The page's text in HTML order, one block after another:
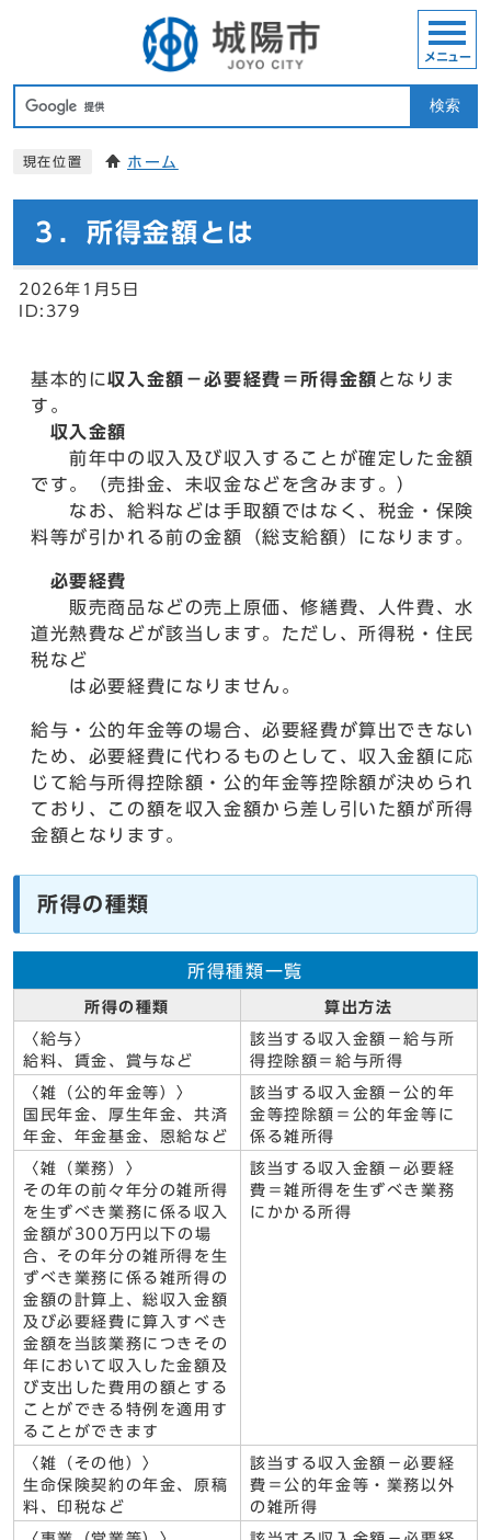
検索
メニュー
現在位置 ホーム
３．所得金額とは
2026年1月5日
ID:379
基本的に収入金額－必要経費＝所得金額 となりま
す。
収入金額
前年中の収入及び収入することが確定した金額
です。（売掛金、未収金などを含みます。）
なお、給料などは手取額ではなく、税金・保険
料等が引かれる前の金額（総支給額）になります。
必要経費
販売商品などの売上原価、修繕費、人件費、水
道光熱費などが該当します。ただし、所得税・住民
税など
は必要経費になりません。
給与・公的年金等の場合、必要経費が算出できない
ため、必要経費に代わるものとして、収入金額に応
じて給与所得控除額・公的年金等控除額が決められ
ており、この額を収入金額から差し引いた額が所得
金額となります。
所得の種類
所得種類一覧
所得の種類 算出方法
〈給与〉
給料、賃金、賞与など
該当する収入金額－給与所
得控除額＝給与所得
〈雑（公的年金等）〉
国民年金、厚生年金、共済
年金、年金基金、恩給など
該当する収入金額－公的年
金等控除額＝公的年金等に
係る雑所得
〈雑（業務）〉
その年の前々年分の雑所得
を生ずべき業務に係る収入
金額が300万円以下の場
合、その年分の雑所得を生
ずべき業務に係る雑所得の
金額の計算上、総収入金額
及び必要経費に算入すべき
金額を当該業務につきその
年において収入した金額及
び支出した費用の額とする
ことができる特例を適用す
ることができます
該当する収入金額－必要経
費＝雑所得を生ずべき業務
にかかる所得
〈雑（その他）〉
生命保険契約の年金、原稿
料、印税など
該当する収入金額－必要経
費＝公的年金等・業務以外
の雑所得